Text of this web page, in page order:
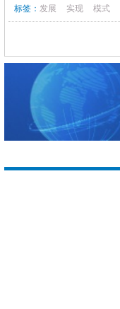
标签： 发展 实现 模式